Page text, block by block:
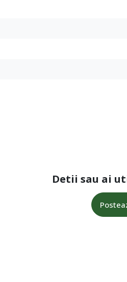
Detii sau ai